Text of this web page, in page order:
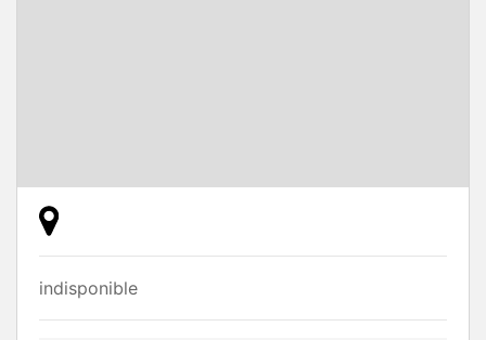
indisponible